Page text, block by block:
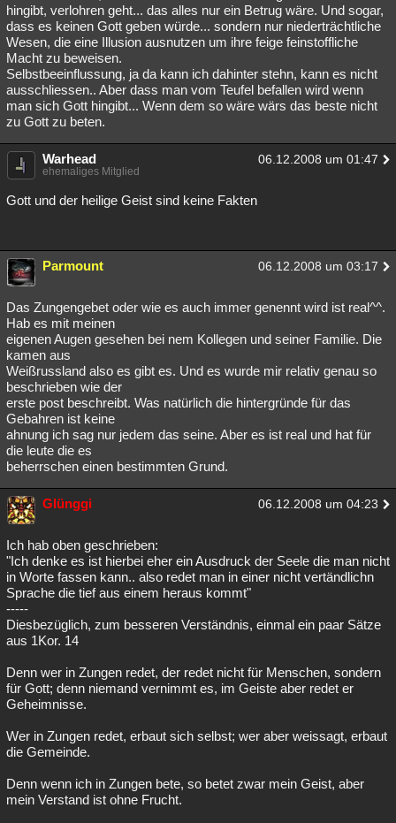
hingibt, verlohren geht... das alles nur ein Betrug wäre. Und sogar,
dass es keinen Gott geben würde... sondern nur niederträchtliche
Wesen, die eine Illusion ausnutzen um ihre feige feinstoffliche
Macht zu beweisen.
Selbstbeeinflussung, ja da kann ich dahinter stehn, kann es nicht
ausschliessen.. Aber dass man vom Teufel befallen wird wenn
man sich Gott hingibt... Wenn dem so wäre wärs das beste nicht
zu Gott zu beten.
Warhead 06.12.2008 um 01:47
ehemaliges Mitglied
Gott und der heilige Geist sind keine Fakten
Parmount 06.12.2008 um 03:17
Das Zungengebet oder wie es auch immer genennt wird ist real^^.
Hab es mit meinen
eigenen Augen gesehen bei nem Kollegen und seiner Familie. Die
kamen aus
Weißrussland also es gibt es. Und es wurde mir relativ genau so
beschrieben wie der
erste post beschreibt. Was natürlich die hintergründe für das
Gebahren ist keine
ahnung ich sag nur jedem das seine. Aber es ist real und hat für
die leute die es
beherrschen einen bestimmten Grund.
Glünggi 06.12.2008 um 04:23
Ich hab oben geschrieben:
"Ich denke es ist hierbei eher ein Ausdruck der Seele die man nicht
in Worte fassen kann.. also redet man in einer nicht vertändlichn
Sprache die tief aus einem heraus kommt"
-----
Diesbezüglich, zum besseren Verständnis, einmal ein paar Sätze
aus 1Kor. 14
Denn wer in Zungen redet, der redet nicht für Menschen, sondern
für Gott; denn niemand vernimmt es, im Geiste aber redet er
Geheimnisse.
Wer in Zungen redet, erbaut sich selbst; wer aber weissagt, erbaut
die Gemeinde.
Denn wenn ich in Zungen bete, so betet zwar mein Geist, aber
mein Verstand ist ohne Frucht.